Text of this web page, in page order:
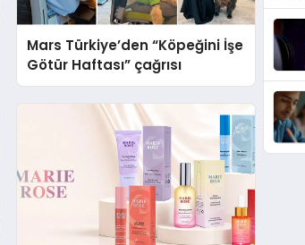
Mars Türkiye’den “Köpeğini İşe
Götür Haftası” çağrısı